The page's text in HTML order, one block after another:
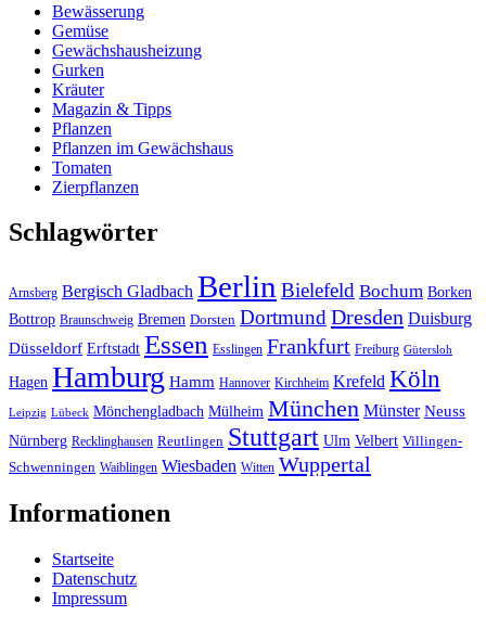
Bewässerung
Gemüse
Gewächshausheizung
Gurken
Kräuter
Magazin & Tipps
Pflanzen
Pflanzen im Gewächshaus
Tomaten
Zierpflanzen
Schlagwörter
Arnsberg Bergisch Gladbach Berlin Bielefeld Bochum Borken
Bottrop Braunschweig Bremen Dorsten DortmundDresden Duisburg
Düsseldorf Erftstadt Essen Esslingen Frankfurt Freiburg Gütersloh
Hagen Hamburg Hamm Hannover Kirchheim Krefeld Köln
Leipzig Lübeck Mönchengladbach Mülheim München Münster Neuss
Nürnberg Recklinghausen Reutlingen Stuttgart Ulm Velbert Villingen-
Schwenningen Waiblingen Wiesbaden Witten Wuppertal
Informationen
Startseite
Datenschutz
Impressum